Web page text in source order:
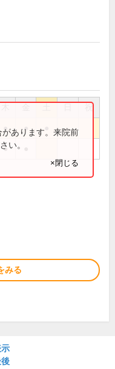
祝
● ●
●
あります。来院前
い。
×閉じる
みる